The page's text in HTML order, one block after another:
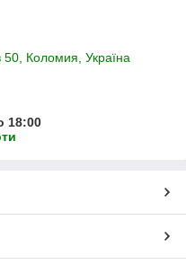
50, Коломия, Україна
18:00